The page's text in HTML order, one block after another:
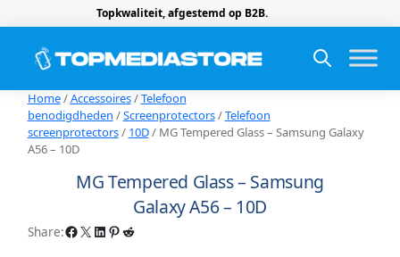
Topkwaliteit, afgestemd op B2B.
Home/Accessoires/Telefoon
benodigdheden /Screenprotectors/Telefoon
screenprotectors/ 10D/ MG Tempered Glass – Samsung Galaxy
A56 – 10D
MG Tempered Glass – Samsung
Galaxy A56 – 10D
Share:Facebook X LinkedIn Pinterest Reddit